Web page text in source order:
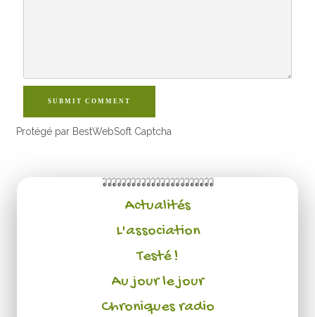
SUBMIT COMMENT
Protégé par BestWebSoft Captcha
Actualités
L'association
Testé !
Au jour le jour
Chroniques radio